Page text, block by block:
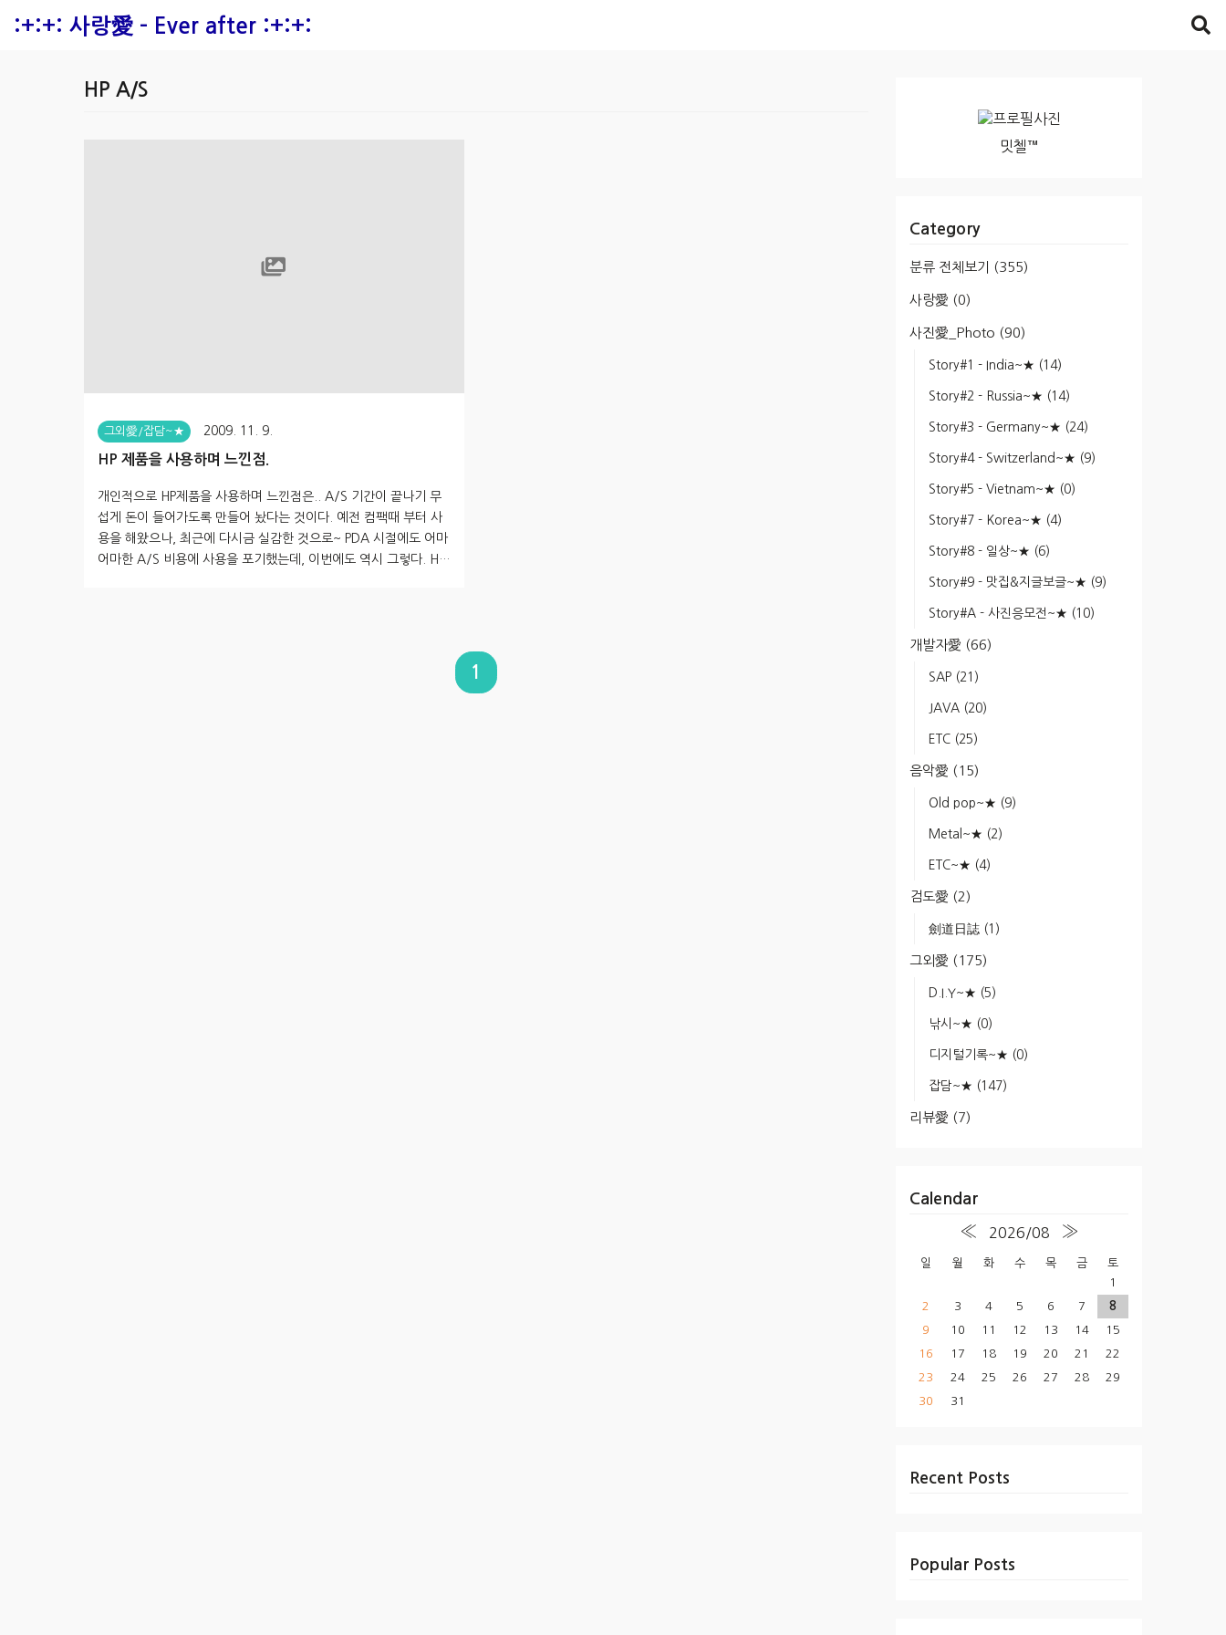
:+:+: 사랑愛 - Ever after :+:+:
밋첼™
Category
분류 전체보기 (355)
사랑愛 (0)
사진愛_Photo (90)
Story#1 - India~★ (14)
Story#2 - Russia~★ (14)
Story#3 - Germany~★ (24)
Story#4 - Switzerland~★ (9)
Story#5 - Vietnam~★ (0)
Story#7 - Korea~★ (4)
Story#8 - 일상~★ (6)
Story#9 - 맛집&지글보글~★ (9)
Story#A - 사진응모전~★ (10)
개발자愛 (66)
SAP (21)
JAVA (20)
ETC (25)
음악愛 (15)
Old pop~★ (9)
Metal~★ (2)
ETC~★ (4)
검도愛 (2)
劍道日誌 (1)
그외愛 (175)
D.I.Y~★ (5)
낚시~★ (0)
디지털기록~★ (0)
잡담~★ (147)
리뷰愛 (7)
Calendar
« 2026/08 »
일 월 화 수 목 금
토
1
2
3 4 5 6 7
8
9
10 11 12 13 14
15
16
17 18 19 20 21
22
23
24 25 26 27 28
29
30
31
Recent Posts
Popular Posts
HP A/S
그외愛/잡담~★ 2009. 11. 9.
HP 제품을 사용하며 느낀점.
개인적으로 HP제품을 사용하며 느낀점은.. A/S 기간이 끝나기 무
섭게 돈이 들어가도록 만들어 놨다는 것이다. 예전 컴팩때 부터 사
용을 해왔으나, 최근에 다시금 실감한 것으로~ PDA 시절에도 어마
어마한 A/S 비용에 사용을 포기했는데, 이번에도 역시 그렇다. HP
1